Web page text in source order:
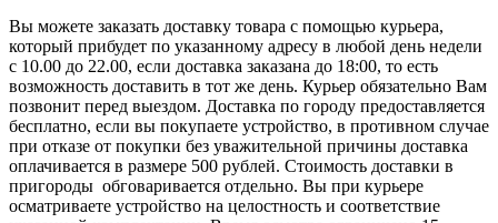
Вы можете заказать доставку товара с помощью курьера,
который прибудет по указанному адресу в любой день недели
с 10.00 до 22.00, если доставка заказана до 18:00, то есть
возможность доставить в тот же день. Курьер обязательно Вам
позвонит перед выездом. Доставка по городу предоставляется
бесплатно, если вы покупаете устройство, в противном случае
при отказе от покупки без уважительной причины доставка
оплачивается в размере 500 рублей. Стоимость доставки в
пригороды обговаривается отдельно. Вы при курьере
осматриваете устройство на целостность и соответствие